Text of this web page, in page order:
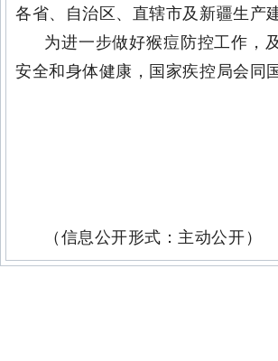
各省、自治区、直辖市及新疆生产
为进一步做好猴痘防控工作，
安全和身体健康，国家疾控局会同
（信息公开形式：主动公开）